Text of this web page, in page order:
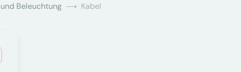
Beleuchtung Kabel